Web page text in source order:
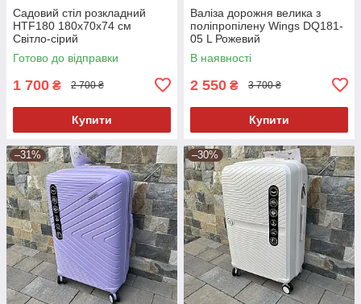
Садовий стіл розкладний
HTF180 180х70х74 см
Світло-сірий
Готово до відправки
1 700 ₴ 2 700 ₴
Купити
Валіза дорожня велика з
поліпропілену Wings DQ181-
05 L Рожевий
В наявності
2 550 ₴ 3 700 ₴
Купити
–31% –30%